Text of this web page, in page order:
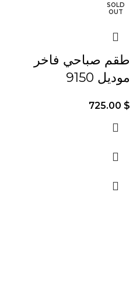
SOLD
OUT
طقم صباحي فاخر
موديل 9150
725.00 $